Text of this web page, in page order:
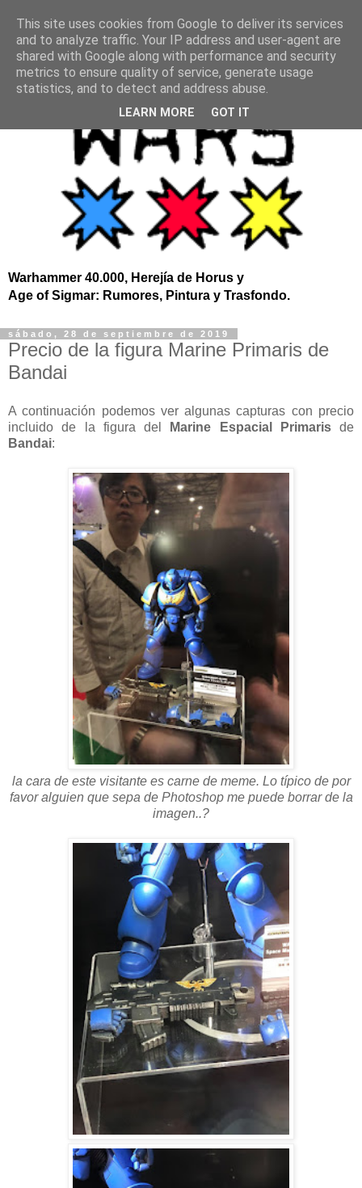
Warhammer 40.000, Herejía de Horus y
Age of Sigmar: Rumores, Pintura y Trasfondo.
sábado, 28 de septiembre de 2019
Precio de la figura Marine Primaris de
Bandai
A continuación podemos ver algunas capturas con precio
incluido de la figura del
Marine Espacial Primarisde
Bandai:
la cara de este visitante es carne de meme. Lo típico de por
favor alguien que sepa de Photoshop me puede borrar de la
imagen..?
This site uses cookies from Google to deliver its services
and to analyze traffic. Your IP address and user-agent are
shared with Google along with performance and security
metrics to ensure quality of service, generate usage
statistics, and to detect and address abuse.
LEARN MORE GOT IT